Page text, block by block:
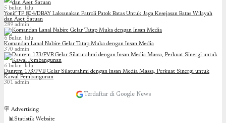
5 bulan lalu
Yonif TP 804/DBAY Laksanakan Patroli Patok Batas Untuk Jaga Kesejasan Batas Wilayah
dan Aset Satuan
289 admin
6 bulan lalu
Komandan Lanal Nabire Gelar Tatap Muka dengan Insan Media
370 admin
6 bulan lalu
Danrem 173/PVB Gelar Silaturahmi dengan Insan Media Massa, Perkuat Sinergi untuk
Kawal Pembangunan
301 admin
Terdaftar di Google News
🪧 Advertising
📊Statistik Website